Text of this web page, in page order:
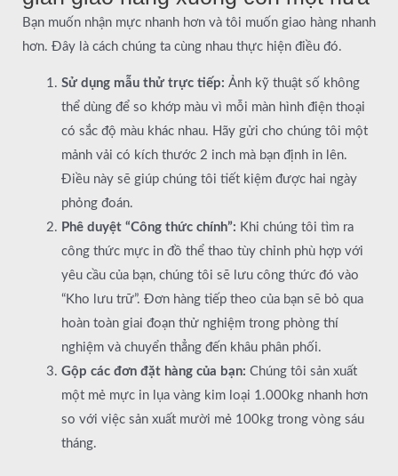
Bạn muốn nhận mực nhanh hơn và tôi muốn giao hàng nhanh
hơn. Đây là cách chúng ta cùng nhau thực hiện điều đó.
Sử dụng mẫu thử trực tiếp: Ảnh kỹ thuật số không
thể dùng để so khớp màu vì mỗi màn hình điện thoại
có sắc độ màu khác nhau. Hãy gửi cho chúng tôi một
mảnh vải có kích thước 2 inch mà bạn định in lên.
Điều này sẽ giúp chúng tôi tiết kiệm được hai ngày
phỏng đoán.
Phê duyệt “Công thức chính”: Khi chúng tôi tìm ra
công thức mực in đồ thể thao tùy chỉnh phù hợp với
yêu cầu của bạn, chúng tôi sẽ lưu công thức đó vào
“Kho lưu trữ”. Đơn hàng tiếp theo của bạn sẽ bỏ qua
hoàn toàn giai đoạn thử nghiệm trong phòng thí
nghiệm và chuyển thẳng đến khâu phân phối.
Gộp các đơn đặt hàng của bạn: Chúng tôi sản xuất
một mẻ mực in lụa vàng kim loại 1.000kg nhanh hơn
so với việc sản xuất mười mẻ 100kg trong vòng sáu
tháng.